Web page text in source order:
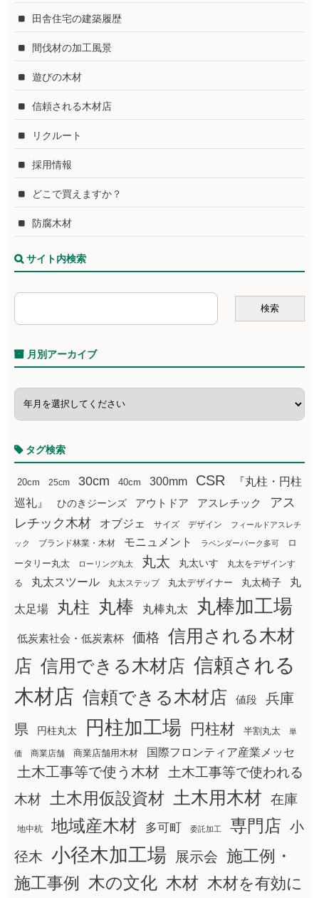
田舎住宅の建築履歴
間伐材の加工風景
遊びの木材
信頼される木材店
リクルート
採用情報
どこで買えますか？
防腐木材
サイト内検索
月別アーカイブ
タグ検索
20cm 25cm 30cm 40cm 300mm CSR
『丸柱・円柱
巡礼』
ひのきジーンズ アウトドア アスレチック
アス
レチック木材
オブジェ サイズ デザイン フィールドアスレチ
ック ブランド林業・木材 モニュメント ラベンダーパーク多可
ロ
ータリー丸太
ローリング丸太 丸太 丸太いす
丸太をデザインす
る
丸太スツール 丸太ステップ 丸太デザイナー 丸太椅子 丸
太足場 丸柱 丸棒 丸棒丸太 丸棒加工場
低炭素社会・低炭素杯 価格
信用される木材
店 信用できる木材店 信頼される
木材店 信頼できる木材店 値段
兵庫
県
円柱丸太 円柱加工場 円柱材 半割丸太 単
価 商業店舗 商業店舗用木材 国際フロンティア産業メッセ
土木工事等で使う木材
土木工事等で使われる
木材
土木用仮設資材 土木用木材 在庫
地中杭 地域産木材 多可町 委託加工 専門店 小
径木 小径木加工場 展示会 施工例・
施工事例
木の文化 木材 木材を有効に